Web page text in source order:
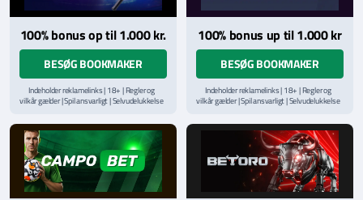
100% bonus op til 1.000 kr.
BESØG BOOKMAKER
Indeholder reklamelinks | 18+ | Regler og
vilkår gælder | Spil ansvarligt | Selvudelukkelse
hjælpelinje påStopSpillet.dk
Læs vilkår og betingelserher
100% bonus up til 1.000 kr
BESØG BOOKMAKER
Indeholder reklamelinks | 18+ | Regler og
vilkår gælder | Spil ansvarligt | Selvudelukkelse
hjælpelinje påStopSpillet.dk
Læs vilkår og betingelserher